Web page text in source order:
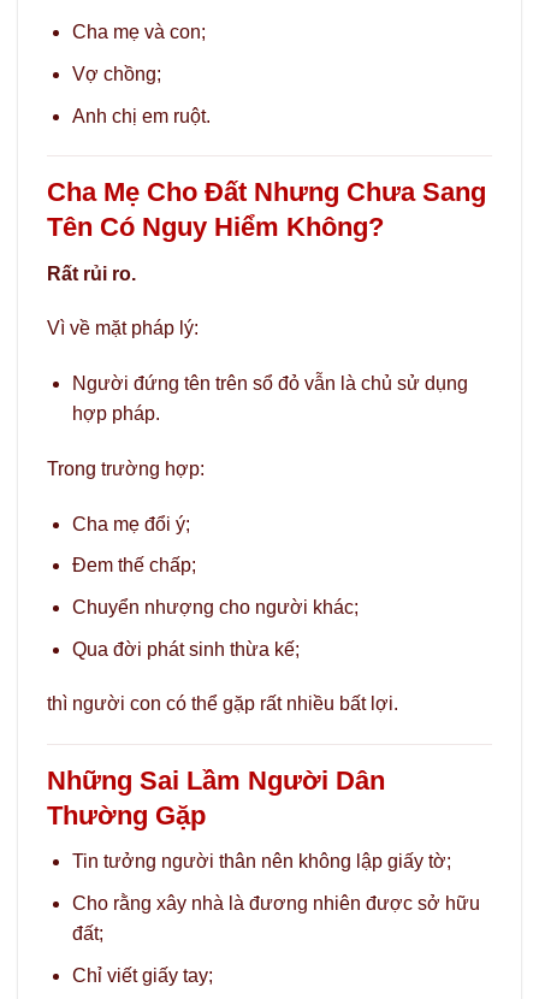
Cha mẹ và con;
Vợ chồng;
Anh chị em ruột.
Cha Mẹ Cho Đất Nhưng Chưa Sang
Tên Có Nguy Hiểm Không?
Rất rủi ro.
Vì về mặt pháp lý:
Người đứng tên trên sổ đỏ vẫn là chủ sử dụng
hợp pháp.
Trong trường hợp:
Cha mẹ đổi ý;
Đem thế chấp;
Chuyển nhượng cho người khác;
Qua đời phát sinh thừa kế;
thì người con có thể gặp rất nhiều bất lợi.
Những Sai Lầm Người Dân
Thường Gặp
Tin tưởng người thân nên không lập giấy tờ;
Cho rằng xây nhà là đương nhiên được sở hữu
đất;
Chỉ viết giấy tay;